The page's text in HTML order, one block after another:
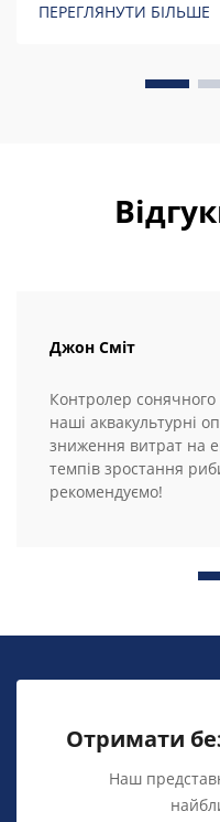
ПЕРЕГЛЯНУТИ БІЛЬШЕ
Джон Сміт
Контролер
наші аквакультурні
зниження витрат на
темпів зростання
рекомендуємо!
Отримати
Наш